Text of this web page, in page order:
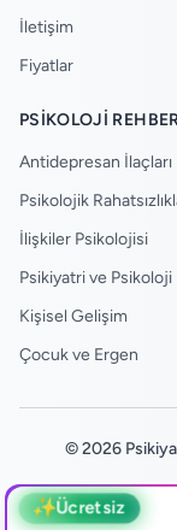
✨Ücretsiz
İletişim
Fiyatlar
PSIKOLOJI
Antidepresan İlaçları
Psikolojik
İlişkiler Psikolojisi
Psikiyatri ve Psikoloji
Kişisel Gelişim
Çocuk ve Ergen
© 2026
Bu platform yalnızca